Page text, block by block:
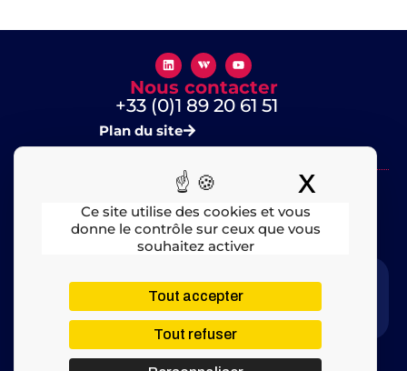
Ce site utilise des cookies et vous
donne le contrôle sur ceux que vous
souhaitez activer
Tout accepter
Tout refuser
X
Nous contacter
+33 (0)1 89 20 61 51
Plan du site
​ – © 2025 All rights Reserved